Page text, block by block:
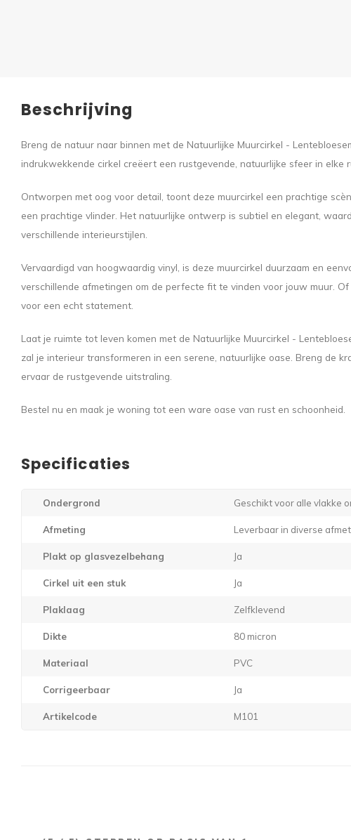
Beschrijving
Breng de natuur naar binnen met de Natuurlijke Muurcirkel -
indrukwekkende cirkel creëert een rustgevende, natuurlijke sfeer in elke
Ontworpen met oog voor detail, toont deze muurcirkel een prachtige
een prachtige vlinder. Het natuurlijke ontwerp is subtiel en elegant,
verschillende interieurstijlen.
Vervaardigd van hoogwaardig vinyl, is deze muurcirkel duurzaam en
verschillende afmetingen om de perfecte fit te vinden voor jouw muur.
voor een echt statement.
Laat je ruimte tot leven komen met de Natuurlijke Muurcirkel -
zal je interieur transformeren in een serene, natuurlijke oase. Breng de
ervaar de rustgevende uitstraling.
Bestel nu en maak je woning tot een ware oase van rust en schoonheid.
Specificaties
Ondergrond Geschikt voor alle vlakke
Afmeting Leverbaar in diverse
Plakt op glasvezelbehang Ja
Cirkel uit een stuk Ja
Plaklaag Zelfklevend
Dikte 80 micron
Materiaal PVC
Corrigeerbaar Ja
Artikelcode M101